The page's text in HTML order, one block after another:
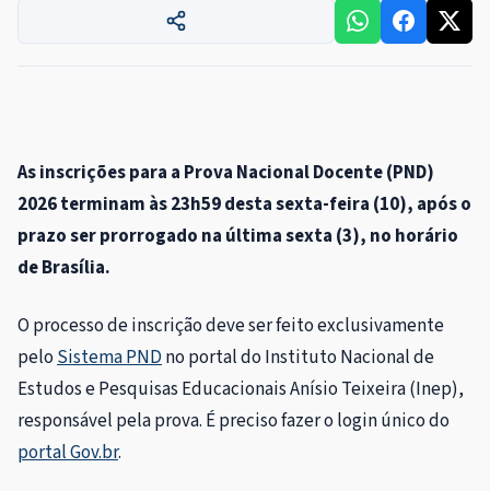
As inscrições para a Prova Nacional Docente (PND)
2026 terminam às 23h59 desta sexta-feira (10), após o
prazo ser prorrogado na última sexta (3), no horário
de Brasília.
O processo de inscrição deve ser feito exclusivamente
peloSistema PNDno portal do Instituto Nacional de
Estudos e Pesquisas Educacionais Anísio Teixeira (Inep),
responsável pela prova. É preciso fazer o login único do
portal Gov.br.